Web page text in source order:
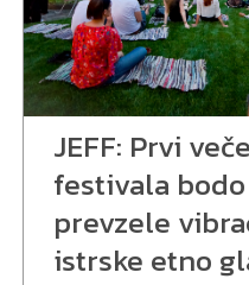
JEFF: Prvi
festivala bodo
prevzele
istrske etno